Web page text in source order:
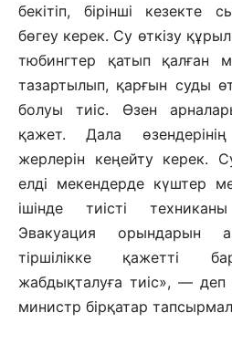
бекітіп, бірінші кезекте
бөгеу керек. Су өткізу
тюбингтер қатып қалған
тазартылып, қарғын суды
болуы тиіс. Өзен
қажет. Дала
жерлерін кеңейту керек.
елді мекендерде күштер
ішінде тиісті
Эвакуация орындарын
тіршілікке қажетті
жабдықталуға тиіс», —
министр бірқатар